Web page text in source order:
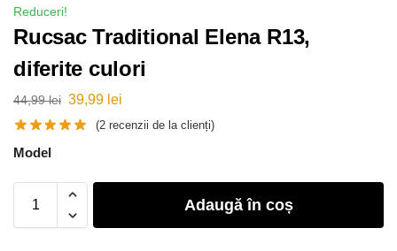
Reduceri!
Rucsac Traditional Elena R13,
diferite culori
44,99lei 39,99 lei
(2 recenzii de la clienți)
Model
Adaugă în coș